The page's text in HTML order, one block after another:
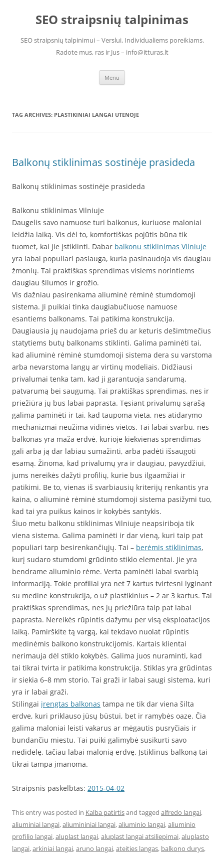
contentSEO straipsnių talpinimas
SEO straipsnių talpinimui – Verslui, Individualiems poreikiams.
Radote mus, ras ir Jus – info@itturas.lt
Menu
TAG ARCHIVES: PLASTIKINIAI LANGAI UTENOJE
Balkonų stiklinimas sostinėje prasideda
Balkonų stiklinimas sostinėje prasideda
Balkonu stiklinimas Vilniuje
Daugelis savo namuose turi balkonus, kuriuose maloniai
leidžia laiką. Vis dėl to, komfortiškas pojūtis būna tik
tuomet, kai jie įstiklinti. Dabar balkonu stiklinimas Vilniuje
yra labai populiari paslauga, kuria pasinaudoja vis daugiau
žmonių. Tai praktiškas sprendimas visiems norintiems
daugiau šilumos ir grožio.
Vis dažniau pasirenkama aliuminė rėminė stumdomoji
sistema. Ji puikiai tinka daugiabučiuose namuose
esantiems balkonams. Tai patikima konstrukcija.
Daugiausia jų naudojama prieš du ar keturis dešimtmečius
statytiems butų balkonams stiklinti. Galima paminėti tai,
kad aliuminė rėminė stumdomoji sistema dera su varstoma
arba nevarstoma langų ar virtinų modeliais. Didžiausi
privalumai tenka tam, kad ji garantuoja sandarumą,
patvarumą bei saugumą. Tai praktiškas sprendimas, nes ir
priežiūra jų bus labai paprasta. Tęsiant privalumų sąrašą
galima paminėti ir tai, kad taupoma vieta, nes atidarymo
mechanizmai neužima vidinės vietos. Tai labai svarbu, nes
balkonas yra maža erdvė, kurioje kiekvienas sprendimas
gali arba ją dar labiau sumažinti, arba padėti išsaugoti
esamą. Žinoma, kad privalumų yra ir daugiau, pavyzdžiui,
jums nereikės dažyti profilių, kurie bus ilgaamžiai ir
patikimi. Be to, vienas iš svarbiausių kriterijų renkantis yra
kaina, o aliuminė rėminė stumdomoji sistema pasižymi tuo,
kad tai yra puikus kainos ir kokybės santykis.
Šiuo metu balkonu stiklinimas Vilniuje neapsiriboja tik
viena sistema. Galima paminėti ir dar vieną, kuri taip pat
populiari tarp besirenkančiųjų. Tai – berėmis stiklinimas,
kurį sudaro stumdomi grūdinto stiklo elementai. Jie yra
bendrame aliuminio rėme. Verta paminėti labai svarbią
informaciją. Tokie profiliai yra net 7 kartus tvirtesni lyginant
su medine konstrukcija, o už plastikinius – 2 ar 3 kartus. Tai
praktiškas sprendimas, nes jų priežiūra taip pat labai
paprasta. Nereikės rūpintis dažymu per visą eksploatacijos
laiką. Pamirškite tą vargą, kai tekdavo nuolat rūpintis
medinėmis balkono konstrukcijomis. Kartais klientai
nerimauja dėl stiklo kokybės. Galima juos nuraminti, kad
tai tikrai tvirta ir patikima konstrukcija. Stiklas yra grūdintas
ir siekia 6–8 mm storio. Tai graži ir labai saugi sistema, kuri
yra ir labai graži.
Stilingai įrengtas balkonas tampa ne tik dar viena šilta
erdve, kuri priklauso jūsų būstui, bet ir ramybės oaze. Čia
galima maloniai leisti vakarus ar mėgautis pusryčiais ir
bundančiu miestu. Tai puiki galimybė susikurti savo
nedidelę, tačiau labai malonią erdvę. Įstiklinus balkoną tai
tikrai tampa įmanoma.
Straipsnis paskelbtas: 2015-04-02
This entry was posted in Kalba patirtisand tagged alfredo langai,
aliuminiai langai,aliumininiai langai,aliuminio langai,aliuminio
profilio langai,aluplast langai,aluplast langai atsiliepimai,aluplasto
langai,arkiniai langai,aruno langai,ateities langas, balkono durys,